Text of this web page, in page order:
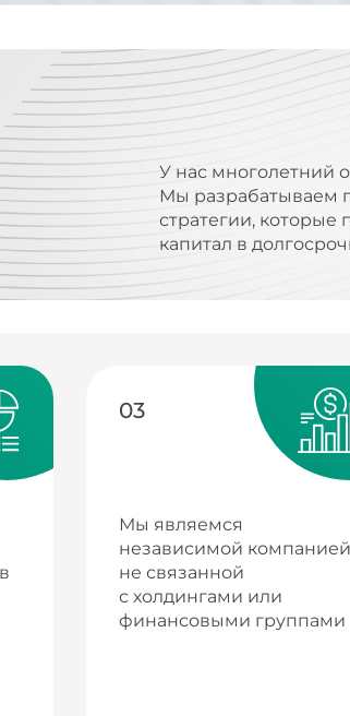
У нас многолетний
Мы разрабатываем
стратегии, которые
капитал в
03
Мы являемся
независимой компанией,
не связанной
с холдингами или
финансовыми группами